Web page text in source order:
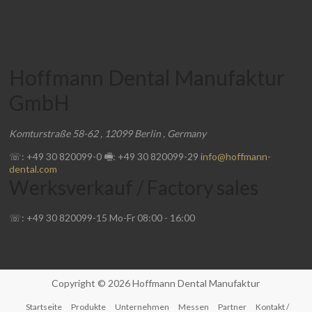
Komturstraße 58-62, 12099 Berlin , Germany
☏: +49 30 820099-0 🖷: +49 30 820099-29 info@hoffmann-
dental.com
☏: +49 30 820099-15 Mo-Fr 08:00 - 16:00
Copyright © 2026Hoffmann Dental Manufaktur
Startseite Produkte Unternehmen Messen Partner Kontakt /